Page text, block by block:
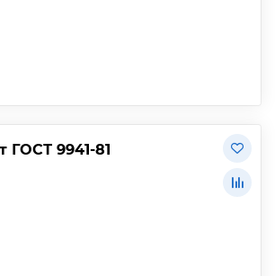
ГОСТ 9941-81